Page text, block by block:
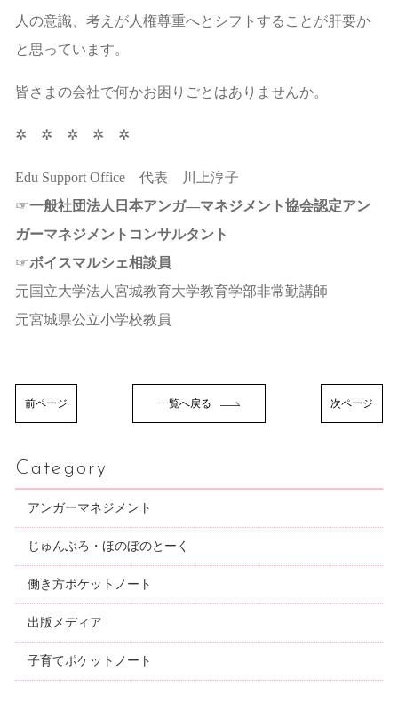
人の意識、考えが人権尊重へとシフトすることが肝要か
と思っています。
皆さまの会社で何かお困りごとはありませんか。
✲ ✲ ✲ ✲ ✲
Edu Support Office 代表 川上淳子
☞一般社団法人日本アンガ―マネジメント協会認定アン
ガーマネジメントコンサルタント
☞ボイスマルシェ相談員
元国立大学法人宮城教育大学教育学部非常勤講師
元宮城県公立小学校教員
前ページ 一覧へ戻る 次ページ
Category
アンガーマネジメント
じゅんぶろ・ほのぼのとーく
働き方ポケットノート
出版メディア
子育てポケットノート